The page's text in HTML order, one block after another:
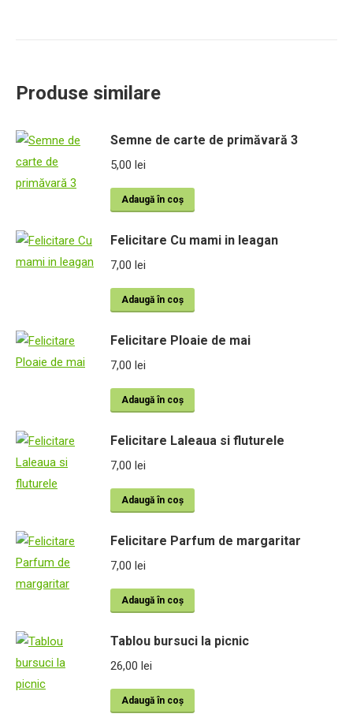
Produse similare
Semne de carte de primăvară 3
5,00 lei
Adaugă în coș
Felicitare Cu mami in leagan
7,00 lei
Adaugă în coș
Felicitare Ploaie de mai
7,00 lei
Adaugă în coș
Felicitare Laleaua si fluturele
7,00 lei
Adaugă în coș
Felicitare Parfum de margaritar
7,00 lei
Adaugă în coș
Tablou bursuci la picnic
26,00 lei
Adaugă în coș